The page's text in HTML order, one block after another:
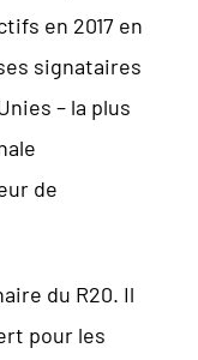
en 2017 en
signataires
– la plus
de
du R20. Il
pour les